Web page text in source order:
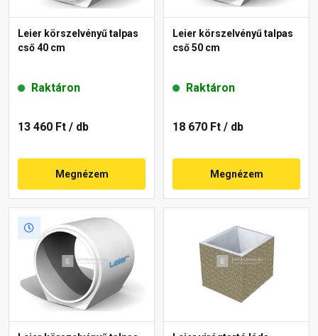
Leier körszelvényű talpas
cső 40 cm
Raktáron
13 460 Ft / db
Megnézem
Leier körszelvényű talpas
cső 50 cm
Raktáron
18 670 Ft / db
Megnézem